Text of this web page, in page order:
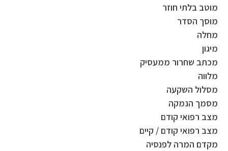
מוטב בלתי חוזר
מוסך הסדר
מחלה
מיגון
מכתב שחרור ממעסיק
מלווה
מסלול השקעה
מסמך הנמקה
מצב רפואי קודם
מצב רפואי קודם / קיים
מקדם המרה לפנסיה